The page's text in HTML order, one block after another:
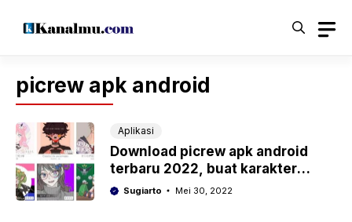
picrew apk android
Aplikasi
Download picrew apk android
terbaru 2022, buat karakter
anime dalam hitungan detik
Sugiarto Mei 30, 2022